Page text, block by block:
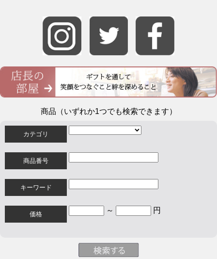
商品（いずれか1つでも検索できます）
カテゴリ
商品番号
キーワード
価格 ～ 円